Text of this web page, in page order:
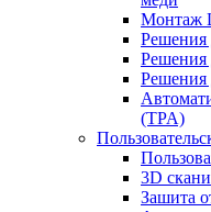
Монтаж
Решения
Решения
Решения
(TPA)
3D
Зашита